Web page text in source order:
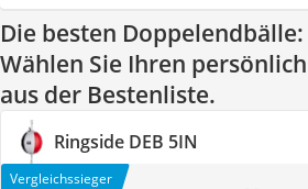
Die besten Doppelendbälle:
Wählen Sie Ihren
aus der Bestenliste.
Ringside DEB 5IN
Vergleichssieger